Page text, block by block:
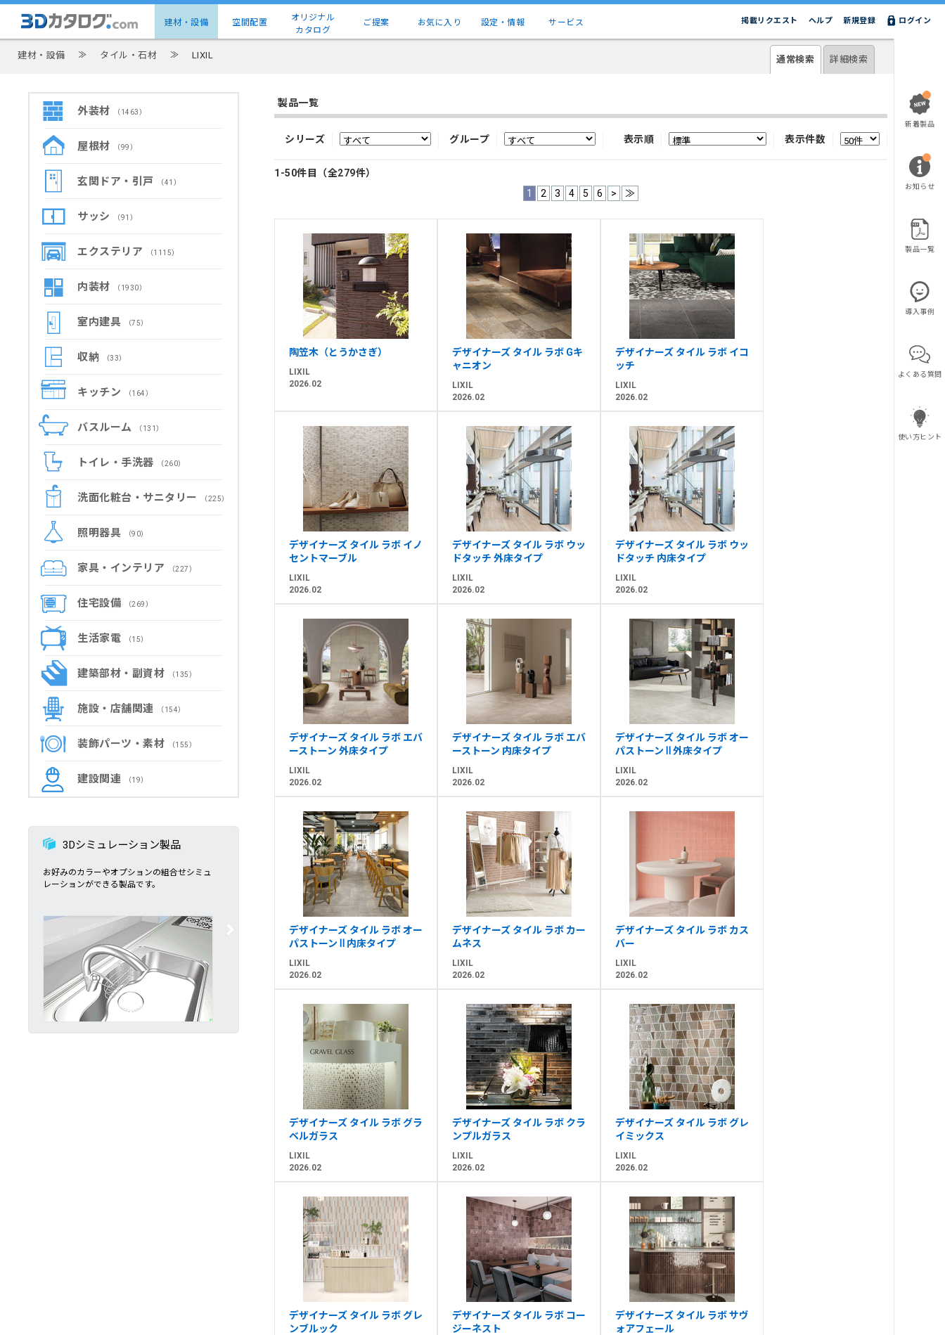
建材・設備 空間配置
オリジナル
カタログ
ご提案 お気に入り 設定・情報 サービス ログイン
新規登録
ヘルプ
掲載リクエスト
建材・設備 ≫ タイル・石材 ≫ LIXIL 通常検索 詳細検索
外装材 （1463）
屋根材 （99）
玄関ドア・引戸 （41）
サッシ （91）
エクステリア （1115）
内装材 （1930）
室内建具 （75）
収納 （33）
キッチン （164）
バスルーム （131）
トイレ・手洗器 （260）
洗面化粧台・サニタリー （225）
照明器具 （90）
家具・インテリア （227）
住宅設備 （269）
生活家電 （15）
建築部材・副資材 （135）
施設・店舗関連 （154）
装飾パーツ・素材 （155）
建設関連 （19）
3Dシミュレーション製品
お好みのカラーやオプションの組合せシミュ
レーションができる製品です。
製品一覧
シリーズ グループ 表示順 表示件数
1-50件目（全279件）
1
2 3 4 5 6 > ≫
陶笠木（とうかさぎ）
LIXIL
2026.02
デザイナーズ タイル ラボ Gキ
ャニオン
LIXIL
2026.02
デザイナーズ タイル ラボ イコ
ッチ
LIXIL
2026.02
デザイナーズ タイル ラボ イノ
セントマーブル
LIXIL
2026.02
デザイナーズ タイル ラボ ウッ
ドタッチ 外床タイプ
LIXIL
2026.02
デザイナーズ タイル ラボ ウッ
ドタッチ 内床タイプ
LIXIL
2026.02
デザイナーズ タイル ラボ エバ
ーストーン 外床タイプ
LIXIL
2026.02
デザイナーズ タイル ラボ エバ
ーストーン 内床タイプ
LIXIL
2026.02
デザイナーズ タイル ラボ オー
パストーン Ⅱ 外床タイプ
LIXIL
2026.02
デザイナーズ タイル ラボ オー
パストーン Ⅱ 内床タイプ
LIXIL
2026.02
デザイナーズ タイル ラボ カー
ムネス
LIXIL
2026.02
デザイナーズ タイル ラボ カス
バー
LIXIL
2026.02
デザイナーズ タイル ラボ グラ
ベルガラス
LIXIL
2026.02
デザイナーズ タイル ラボ クラ
ンプルガラス
LIXIL
2026.02
デザイナーズ タイル ラボ グレ
イミックス
LIXIL
2026.02
デザイナーズ タイル ラボ グレ
ンブルック
デザイナーズ タイル ラボ コー
ジーネスト
デザイナーズ タイル ラボ サヴ
ォアフェール
新着製品
お知らせ
製品一覧
導入事例
よくある質問
使い方ヒント